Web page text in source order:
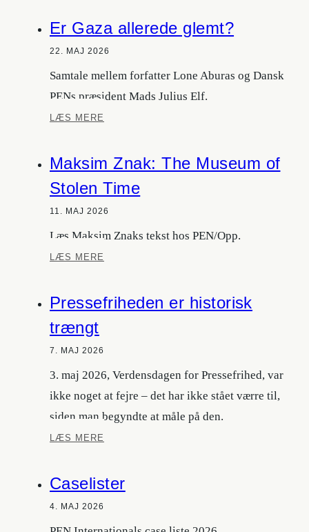
litteratur
Er Gaza allerede glemt?
22. MAJ 2026
Samtale mellem forfatter Lone Aburas og Dansk
PENs præsident Mads Julius Elf.
LÆS MERE
glemt?
Maksim Znak: The Museum of
Stolen Time
11. MAJ 2026
Læs Maksim Znaks tekst hos PEN/Opp.
LÆS MERE
Museum
Pressefriheden er historisk
trængt
7. MAJ 2026
3. maj 2026, Verdensdagen for Pressefrihed, var
ikke noget at fejre – det har ikke stået værre til,
siden man begyndte at måle på den.
LÆS MERE
trængt
Caselister
4. MAJ 2026